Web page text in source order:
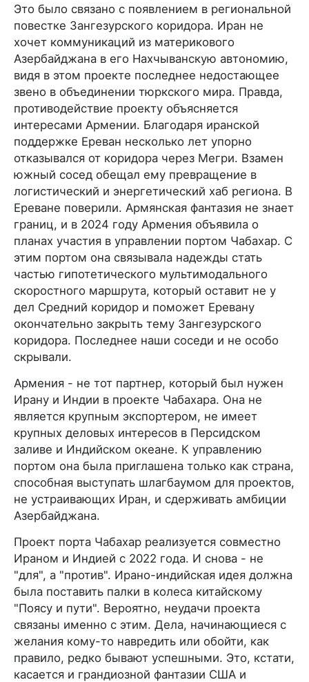
Это было связано с появлением в региональной
повестке Зангезурского коридора. Иран не
хочет коммуникаций из материкового
Азербайджана в его Нахчыванскую автономию,
видя в этом проекте последнее недостающее
звено в объединении тюркского мира. Правда,
противодействие проекту объясняется
интересами Армении. Благодаря иранской
поддержке Ереван несколько лет упорно
отказывался от коридора через Мегри. Взамен
южный сосед обещал ему превращение в
логистический и энергетический хаб региона. В
Ереване поверили. Армянская фантазия не знает
границ, и в 2024 году Армения объявила о
планах участия в управлении портом Чабахар. С
этим портом она связывала надежды стать
частью гипотетического мультимодального
скоростного маршрута, который оставит не у
дел Средний коридор и поможет Еревану
окончательно закрыть тему Зангезурского
коридора. Последнее наши соседи и не особо
скрывали.
Армения - не тот партнер, который был нужен
Ирану и Индии в проекте Чабахара. Она не
является крупным экспортером, не имеет
крупных деловых интересов в Персидском
заливе и Индийском океане. К управлению
портом она была приглашена только как страна,
способная выступать шлагбаумом для проектов,
не устраивающих Иран, и сдерживать амбиции
Азербайджана.
Проект порта Чабахар реализуется совместно
Ираном и Индией с 2022 года. И снова - не
"для", а "против". Ирано-индийская идея должна
была поставить палки в колеса китайскому
"Поясу и пути". Вероятно, неудачи проекта
связаны именно с этим. Дела, начинающиеся с
желания кому-то навредить или обойти, как
правило, редко бывают успешными. Это, кстати,
касается и грандиозной фантазии США и